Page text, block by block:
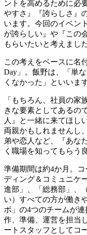
ントを高めるために必
やすさ』『誇らしさ』
います。今回のイベン
が誇らしい』や『この
もらいたいと考えまし
この考えをベースに名
Day」。飯野は、「単
くなかった」といいます
「もちろん、社員の家
きな要素としてあるの
人』と一緒に来てほし
両親かもしれませんし
弟や恋人など、『あな
く職場を知ってもらう
準備期間は約4か月。
ディング＆コミュニケ
進部」、「総務部」、
い）すべての方が働き
ボ」の4つのチームが
作、準備、運営を担当
ートスタッフとしてコ